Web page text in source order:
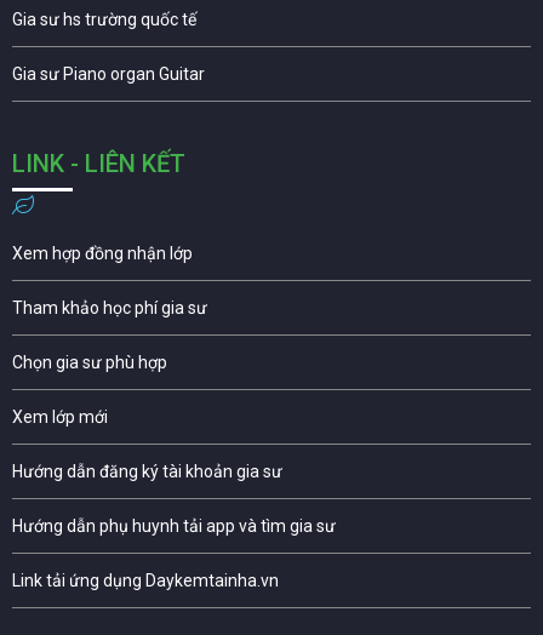
Gia sư hs trường quốc tế
Gia sư Piano organ Guitar
LINK - LIÊN KẾT
Xem hợp đồng nhận lớp
Tham khảo học phí gia sư
Chọn gia sư phù hợp
Xem lớp mới
Hướng dẫn đăng ký tài khoản gia sư
Hướng dẫn phụ huynh tải app và tìm gia sư
Link tải ứng dụng Daykemtainha.vn